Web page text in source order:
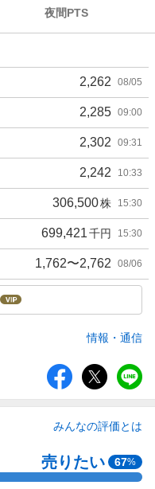
夜間PTS
2,262 08/05
2,285 09:00
2,302 09:31
2,242 10:33
306,500株 15:30
699,421千円 15:30
1,762〜2,762 08/06
情報・通信
みんなの評価とは
売りたい 67%